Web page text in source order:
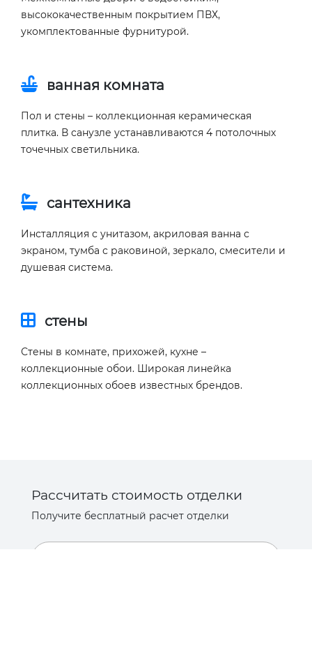
высококачественным покрытием ПВХ,
укомплектованные фурнитурой.
ванная комната
Пол и стены – коллекционная керамическая
плитка. В санузле устанавливаются 4 потолочных
точечных светильника.
сантехника
Инсталляция с унитазом, акриловая ванна с
экраном, тумба с раковиной, зеркало, смесители и
душевая система.
стены
Стены в комнате, прихожей, кухне –
коллекционные обои. Широкая линейка
коллекционных обоев известных брендов.
Рассчитать стоимость отделки
Получите бесплатный расчет отделки